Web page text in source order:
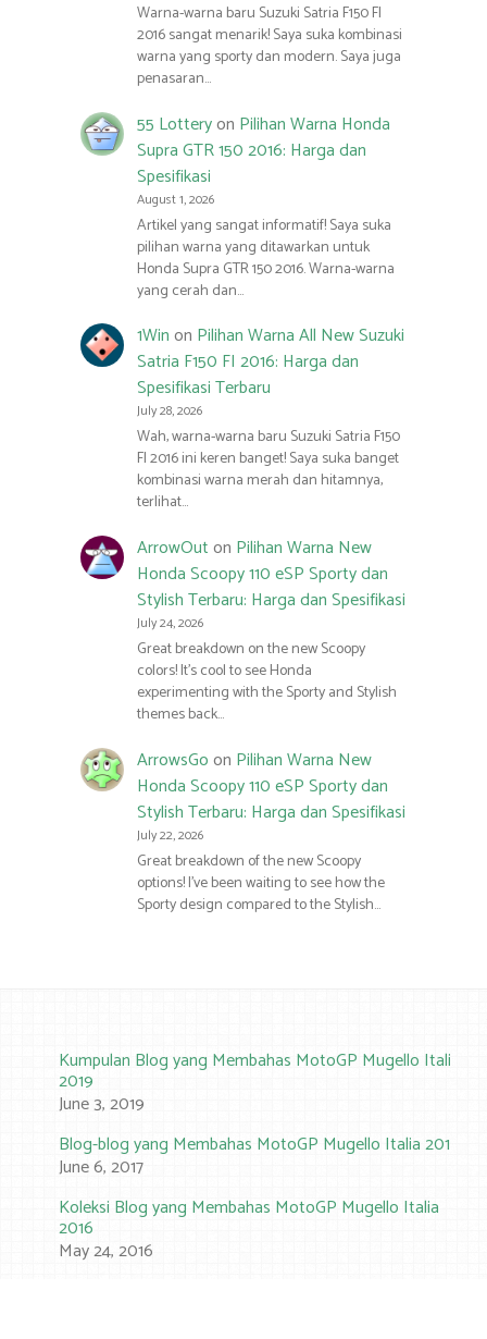
Warna-warna baru Suzuki Satria F150 FI
2016 sangat menarik! Saya suka kombinasi
warna yang sporty dan modern. Saya juga
penasaran…
55 Lotteryon Pilihan Warna Honda
Supra GTR 150 2016: Harga dan
Spesifikasi
August 1, 2026
Artikel yang sangat informatif! Saya suka
pilihan warna yang ditawarkan untuk
Honda Supra GTR 150 2016. Warna-warna
yang cerah dan…
1Winon Pilihan Warna All New Suzuki
Satria F150 FI 2016: Harga dan
Spesifikasi Terbaru
July 28, 2026
Wah, warna-warna baru Suzuki Satria F150
FI 2016 ini keren banget! Saya suka banget
kombinasi warna merah dan hitamnya,
terlihat…
ArrowOuton Pilihan Warna New
Honda Scoopy 110 eSP Sporty dan
Stylish Terbaru: Harga dan Spesifikasi
July 24, 2026
Great breakdown on the new Scoopy
colors! It’s cool to see Honda
experimenting with the Sporty and Stylish
themes back…
ArrowsGoon Pilihan Warna New
Honda Scoopy 110 eSP Sporty dan
Stylish Terbaru: Harga dan Spesifikasi
July 22, 2026
Great breakdown of the new Scoopy
options! I’ve been waiting to see how the
Sporty design compared to the Stylish…
Kumpulan Blog yang Membahas MotoGP Mugello Italia
2019
June 3, 2019
Blog-blog yang Membahas MotoGP Mugello Italia 2017
June 6, 2017
Koleksi Blog yang Membahas MotoGP Mugello Italia
2016
May 24, 2016